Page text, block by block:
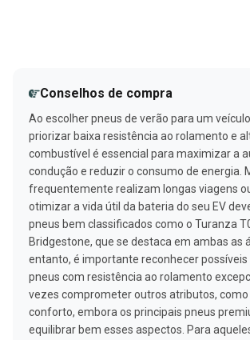
Conselhos de compra
Ao escolher pneus de verão para um
priorizar baixa resistência ao rolamento e
combustível é essencial para maximizar a
condução e reduzir o consumo de energia.
frequentemente realizam longas viagens
otimizar a vida útil da bateria do seu EV
pneus bem classificados como o Turanza
Bridgestone, que se destaca em ambas as
entanto, é importante reconhecer
pneus com resistência ao rolamento
vezes comprometer outros atributos, como
conforto, embora os principais pneus
equilibrar bem esses aspectos. Para